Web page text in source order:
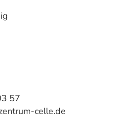
57
celle.de